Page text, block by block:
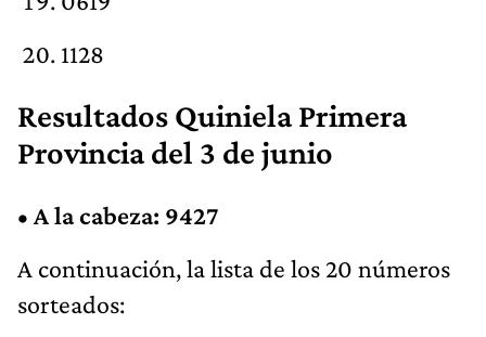
1128
Resultados Quiniela Primera
Provincia del 3 de junio
• A la cabeza: 9427
A continuación, la lista de los 20 números
sorteados: